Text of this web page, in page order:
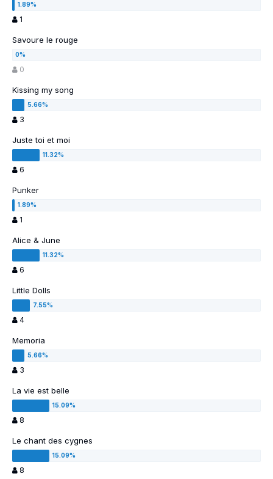
1
Savoure le rouge
0
Kissing my song
3
Juste toi et moi
6
Punker
1
Alice & June
6
Little Dolls
4
Memoria
3
La vie est belle
8
Le chant des cygnes
8